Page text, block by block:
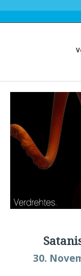
30.